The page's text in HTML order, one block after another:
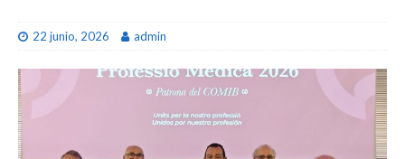
22 junio, 2026 admin